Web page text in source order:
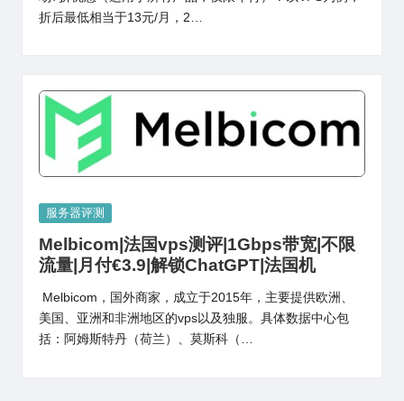
折后最低相当于13元/月，2…
Posted
服务器评测
Melbicom|法国vps测评|1Gbps带宽|不限
流量|月付€3.9|解锁ChatGPT|法国机
Melbicom，国外商家，成立于2015年，主要提供欧洲、
美国、亚洲和非洲地区的vps以及独服。具体数据中心包
括：阿姆斯特丹（荷兰）、莫斯科（…